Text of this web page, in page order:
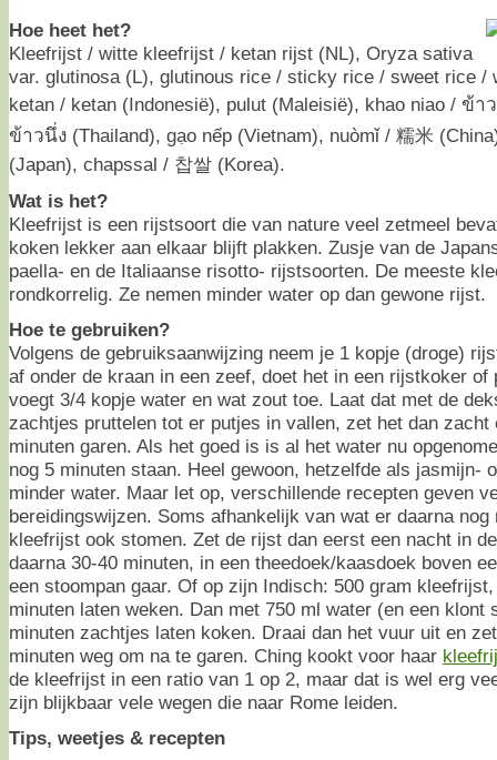
Hoe heet het?
Kleefrijst / witte kleefrijst / ketan rijst (NL), Oryza sativa
var. glutinosa (L), glutinous rice / sticky rice / sweet rice /
ketan / ketan (Indonesië), pulut (Maleisië), khao niao / ข้า
ข้าวนึ่ง (Thailand), gạo nếp (Vietnam), nuòmǐ / 糯米
(Japan), chapssal / 찹쌀 (Korea).
Wat is het?
Kleefrijst is een rijstsoort die van nature veel zetmeel
koken lekker aan elkaar blijft plakken. Zusje van de
paella- en de Italiaanse risotto- rijstsoorten. De meeste
rondkorrelig. Ze nemen minder water op dan gewone rijst.
Hoe te gebruiken?
Volgens de gebruiksaanwijzing neem je 1 kopje (droge)
af onder de kraan in een zeef, doet het in een rijstkoker of
voegt 3/4 kopje water en wat zout toe. Laat dat met de
zachtjes pruttelen tot er putjes in vallen, zet het dan zacht
minuten garen. Als het goed is is al het water nu
nog 5 minuten staan. Heel gewoon, hetzelfde als jasmijn-
minder water. Maar let op, verschillende recepten geven
bereidingswijzen. Soms afhankelijk van wat er daarna
kleefrijst ook stomen. Zet de rijst dan eerst een nacht in
daarna 30-40 minuten, in een theedoek/kaasdoek boven
een stoompan gaar. Of op zijn Indisch: 500 gram
minuten laten weken. Dan met 750 ml water (en een klont
minuten zachtjes laten koken. Draai dan het vuur uit en
minuten weg om na te garen. Ching kookt voor haar
de kleefrijst in een ratio van 1 op 2, maar dat is wel erg
zijn blijkbaar vele wegen die naar Rome leiden.
Tips, weetjes & recepten